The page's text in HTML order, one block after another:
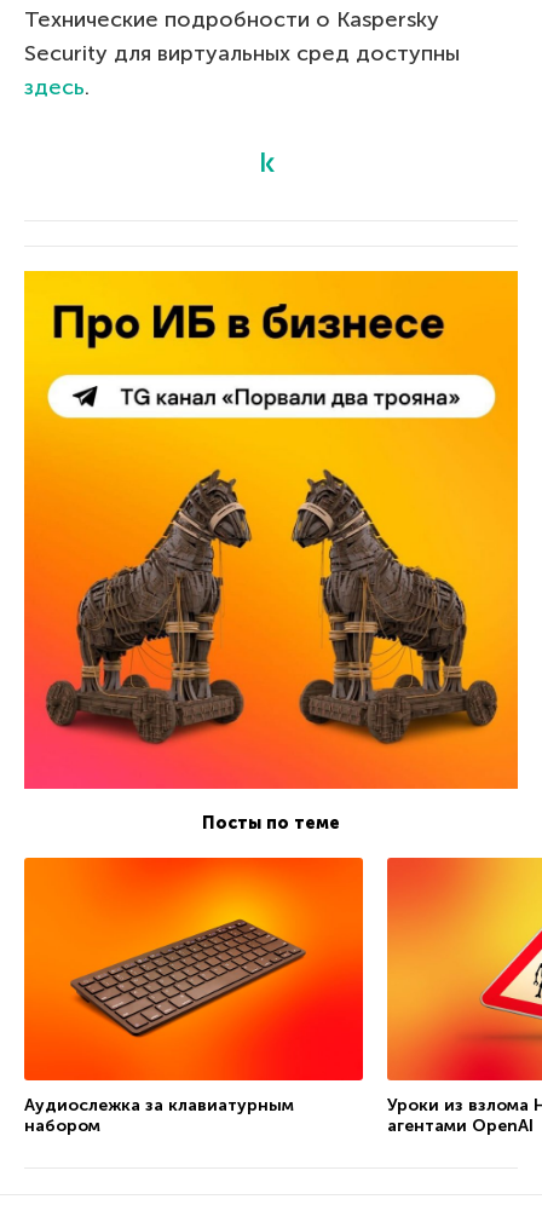
Технические подробности о Kaspersky
Security для виртуальных сред доступны
здесь.
Посты по теме
Аудиослежка за клавиатурным
набором
Уроки из взлома
агентами OpenAI